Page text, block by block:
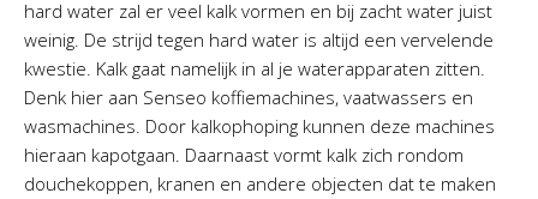
hard water zal er veel kalk vormen en bij zacht water juist
weinig. De strijd tegen hard water is altijd een vervelende
kwestie. Kalk gaat namelijk in al je waterapparaten zitten.
Denk hier aan Senseo koffiemachines, vaatwassers en
wasmachines. Door kalkophoping kunnen deze machines
hieraan kapotgaan. Daarnaast vormt kalk zich rondom
douchekoppen, kranen en andere objecten dat te maken